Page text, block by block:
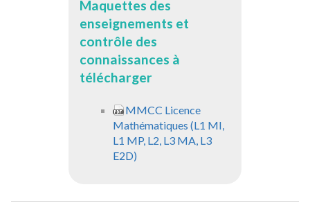
Maquettes des
enseignements et
contrôle des
connaissances à
télécharger
MMCC Licence
Mathématiques (L1 MI,
L1 MP, L2, L3 MA, L3
E2D)